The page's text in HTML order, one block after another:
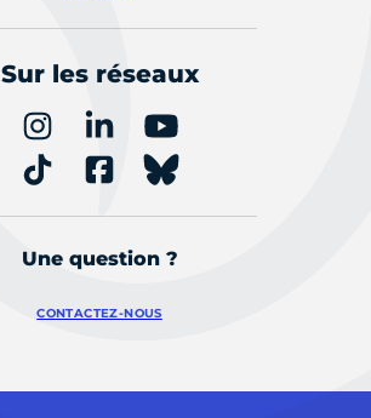
Sur les réseaux
Une question ?
CONTACTEZ-NOUS